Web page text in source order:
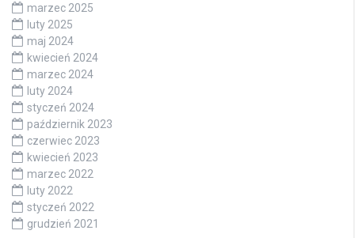
marzec 2025
luty 2025
maj 2024
kwiecień 2024
marzec 2024
luty 2024
styczeń 2024
październik 2023
czerwiec 2023
kwiecień 2023
marzec 2022
luty 2022
styczeń 2022
grudzień 2021